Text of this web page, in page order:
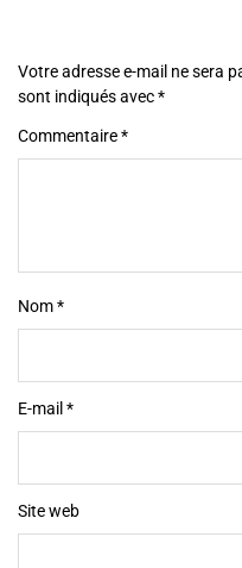
Votre adresse e-mail ne sera
sont indiqués avec*
Commentaire*
Nom*
E-mail *
Site web